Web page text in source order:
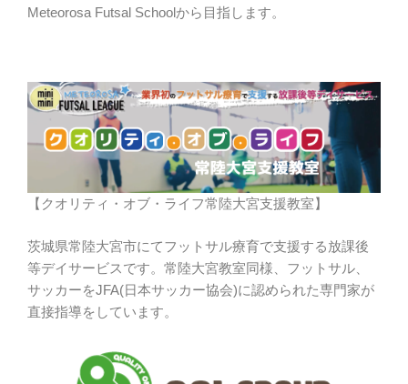
Meteorosa Futsal Schoolから目指します。
【クオリティ・オブ・ライフ常陸大宮支援教室】
茨城県常陸大宮市にてフットサル療育で支援する放課後
等デイサービスです。常陸大宮教室同様、フットサル、
サッカーをJFA(日本サッカー協会)に認められた専門家が
直接指導をしています。